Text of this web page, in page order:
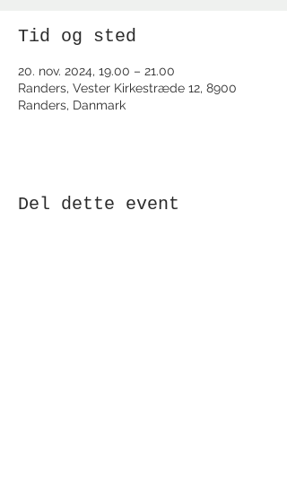
Tid og sted
20. nov. 2024, 19.00 – 21.00
Randers, Vester Kirkestræde 12, 8900
Randers, Danmark
Del dette event